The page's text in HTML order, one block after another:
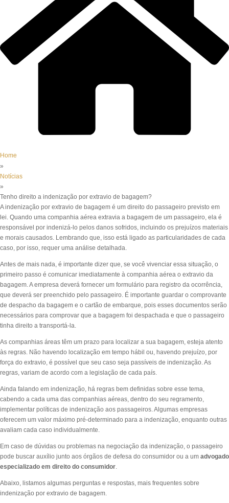
Home
»
Notícias
»
Tenho direito a indenização por extravio de bagagem?
A indenização por extravio de bagagem é um direito do passageiro previsto em
lei. Quando uma companhia aérea extravia a bagagem de um passageiro, ela é
responsável por indenizá-lo pelos danos sofridos, incluindo os prejuízos materiais
e morais causados. Lembrando que, isso está ligado as particularidades de cada
caso, por isso, requer uma análise detalhada.
Antes de mais nada, é importante dizer que, se você vivenciar essa situação, o
primeiro passo é comunicar imediatamente à companhia aérea o extravio da
bagagem. A empresa deverá fornecer um formulário para registro da ocorrência,
que deverá ser preenchido pelo passageiro. É importante guardar o comprovante
de despacho da bagagem e o cartão de embarque, pois esses documentos serão
necessários para comprovar que a bagagem foi despachada e que o passageiro
tinha direito a transportá-la.
As companhias áreas têm um prazo para localizar a sua bagagem, esteja atento
às regras. Não havendo localização em tempo hábil ou, havendo prejuízo, por
força do extravio, é possível que seu caso seja passíveis de indenização. As
regras, variam de acordo com a legislação de cada país.
Ainda falando em indenização, há regras bem definidas sobre esse tema,
cabendo a cada uma das companhias aéreas, dentro do seu regramento,
implementar políticas de indenização aos passageiros. Algumas empresas
oferecem um valor máximo pré-determinado para a indenização, enquanto outras
avaliam cada caso individualmente.
Em caso de dúvidas ou problemas na negociação da indenização, o passageiro
pode buscar auxílio junto aos órgãos de defesa do consumidor ou a um advogado
especializado em direito do consumidor
Abaixo, listamos algumas perguntas e respostas, mais frequentes sobre
indenização por extravio de bagagem.